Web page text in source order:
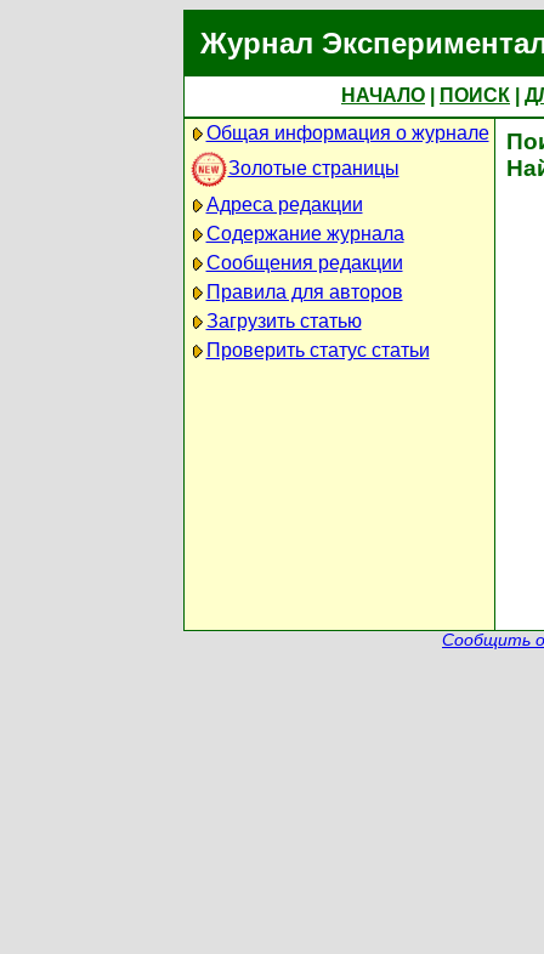
Журнал
НАЧАЛО ПОИСК
Общая информация о журнале
Золотые страницы
Адреса редакции
Содержание журнала
Сообщения редакции
Правила для авторов
Загрузить статью
Проверить статус статьи
Сообщить о